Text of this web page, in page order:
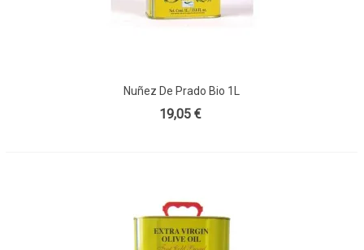
Nuñez De Prado Bio 1L
19,05 €